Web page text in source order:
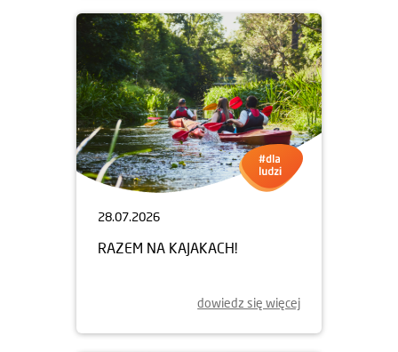
28.07.2026
RAZEM NA KAJAKACH!
dowiedz się więcej